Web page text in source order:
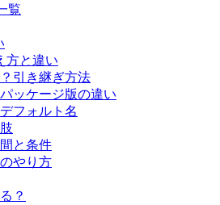
覧
方と違い
引き継ぎ方法
ッケージ版の違い
フォルト名
と条件
やり方
？